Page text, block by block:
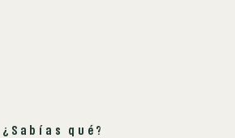
¿Sabías qué?